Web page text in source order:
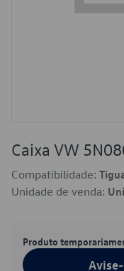
Caixa VW
Compatibilidade:
Unidade de venda:
Produto